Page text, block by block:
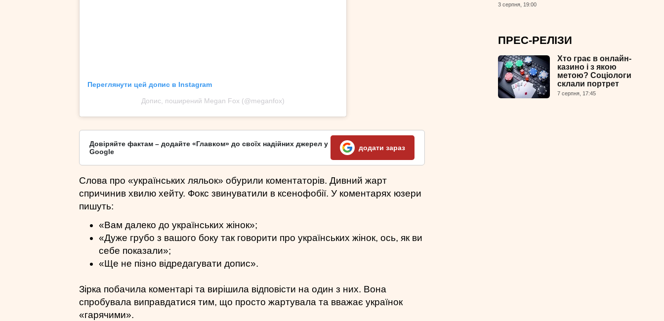
Переглянути цей допис в Instagram
Допис, поширений Megan Fox (@meganfox)
Довіряйте фактам – додайте «Главком» до своїх надійних джерел у
Google
додати зараз
Слова про «українських ляльок» обурили коментаторів. Дивний жарт
спричинив хвилю хейту. Фокс звинуватили в ксенофобії. У коментарях юзери
пишуть:
«Вам далеко до українських жінок»;
«Дуже грубо з вашого боку так говорити про українських жінок, ось, як ви
себе показали»;
«Ще не пізно відредагувати допис».
Зірка побачила коментарі та вирішила відповісти на один з них. Вона
спробувала виправдатися тим, що просто жартувала та вважає українок
«гарячими».
3 серпня, 19:00
ПРЕС-РЕЛІЗИ
Хто грає в онлайн-
казино і з якою
метою? Соціологи
склали портрет
7 серпня, 17:45